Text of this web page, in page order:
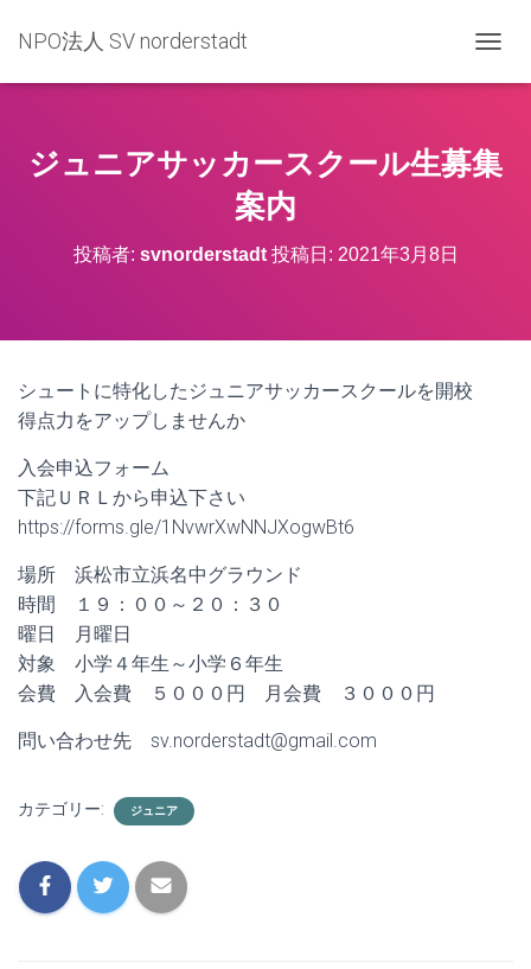
NPO法人 SV norderstadt
ビ
シ
ョ
ジュニアサッカースクール生募集
案内
投稿者: svnorderstadt投稿日: 2021年3月8日
シュートに特化したジュニアサッカースクールを開校
得点力をアップしませんか
入会申込フォーム
下記ＵＲＬから申込下さい
https://forms.gle/1NvwrXwNNJXogwBt6
場所 浜松市立浜名中グラウンド
時間 １９：００～２０：３０
曜日 月曜日
対象 小学４年生～小学６年生
会費 入会費 ５０００円 月会費 ３０００円
問い合わせ先 sv.norderstadt@gmail.com
カテゴリー: ジュニア